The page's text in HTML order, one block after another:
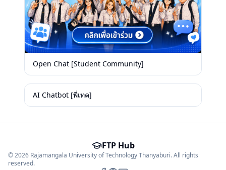
Open Chat [Student Community]
AI Chatbot [พี่เทค]
FTP Hub
©2026 Rajamangala University of Technology Thanyaburi. All rights
reserved.